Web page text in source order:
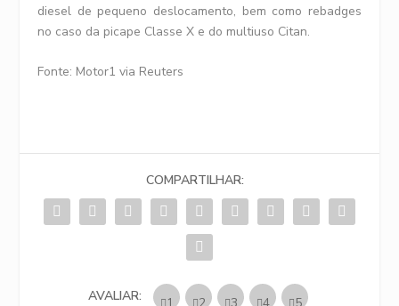
diesel de pequeno deslocamento, bem como rebadges
no caso da picape Classe X e do multiuso Citan.
Fonte: Motor1 via Reuters
COMPARTILHAR:
AVALIAR: